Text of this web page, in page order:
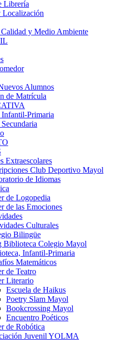
Librería
Localización
y Medio Ambiente
Alumnos
de Matrícula
Primaria
Extraescolares
Club Deportivo Mayol
de Idiomas
de Logopedia
de las Emociones
Culturales
Bilingüe
Biblioteca Colegio Mayol
Infantil-Primaria
Matemáticos
de Teatro
Literario
Escuela de Haikus
Poetry Slam Mayol
Bookcrossing Mayol
Encuentro Poéticos
de Robótica
Juvenil YOLMA